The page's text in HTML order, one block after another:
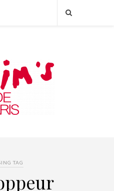
TAG